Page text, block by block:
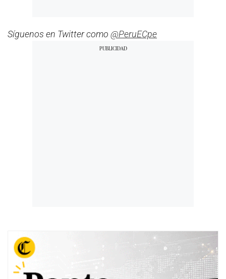
Síguenos en Twitter como @PeruECpe